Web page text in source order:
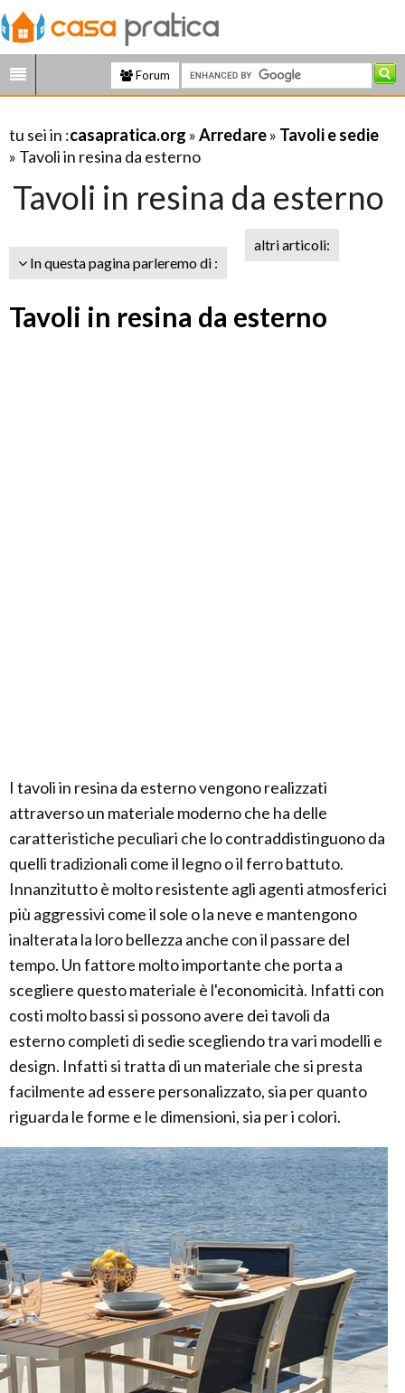
Forum
tu sei in :casapratica.org »Arredare» Tavoli e sedie
» Tavoli in resina da esterno
Tavoli in resina da esterno
In questa pagina parleremo di :
altri articoli:
Tavoli in resina da esterno
I tavoli in resina da esterno vengono realizzati
attraverso un materiale moderno che ha delle
caratteristiche peculiari che lo contraddistinguono da
quelli tradizionali come il legno o il ferro battuto.
Innanzitutto è molto resistente agli agenti atmosferici
più aggressivi come il sole o la neve e mantengono
inalterata la loro bellezza anche con il passare del
tempo. Un fattore molto importante che porta a
scegliere questo materiale è l'economicità. Infatti con
costi molto bassi si possono avere dei tavoli da
esterno completi di sedie scegliendo tra vari modelli e
design. Infatti si tratta di un materiale che si presta
facilmente ad essere personalizzato, sia per quanto
riguarda le forme e le dimensioni, sia per i colori.